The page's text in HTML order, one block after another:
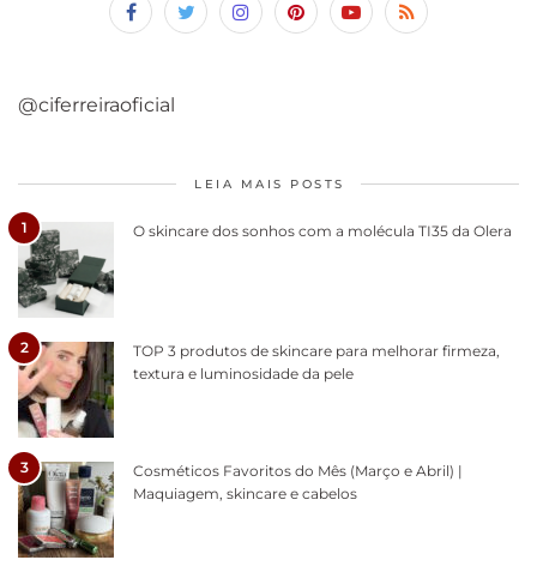
@ciferreiraoficial
LEIA MAIS POSTS
1 O skincare dos sonhos com a molécula TI35 da Olera
2
TOP 3 produtos de skincare para melhorar firmeza,
textura e luminosidade da pele
3
Cosméticos Favoritos do Mês (Março e Abril) |
Maquiagem, skincare e cabelos